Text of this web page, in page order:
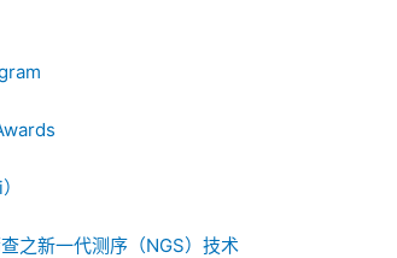
之新一代测序（NGS）技术